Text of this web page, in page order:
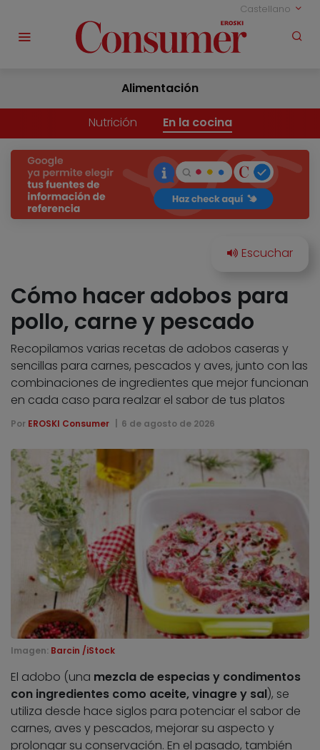
Castellano
Alimentación
Nutrición En la cocina
Cómo hacer adobos para
pollo, carne y pescado
Recopilamos varias recetas de adobos caseras y
sencillas para carnes, pescados y aves, junto con las
combinaciones de ingredientes que mejor funcionan
en cada caso para realzar el sabor de tus platos
Por EROSKI Consumer 6 de agosto de 2026
Imagen: Barcin /iStock
El adobo (una mezcla de especias y condimentos
con ingredientes como aceite, vinagre y sal), se
utiliza desde hace siglos para potenciar el sabor de
carnes, aves y pescados, mejorar su aspecto y
prolongar su conservación. En el pasado, también